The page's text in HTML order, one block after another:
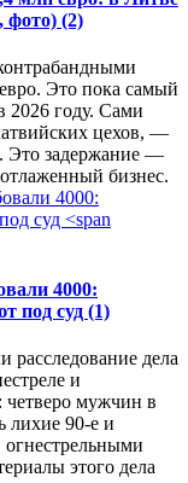
фото) (2)
Это пока самый
2026 году. Сами
цехов, —
Это задержание —
бизнес.
4000:
под суд (1)
расследование дела
и
четверо мужчин в
лихие 90-е и
этого дела